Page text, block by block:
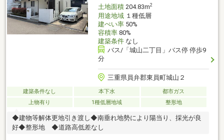
土地面積204.83m2
用途地域１種低層
建ぺい率50%
容積率80%
建築条件なし
バス/「城山二丁目」バス停 停歩9
分
三重県員弁郡東員町城山２
建築条件なし 本下水
都市ガス
上物有り
1種低層地域 整形地
◆建物等解体更地引き渡し◆南垂れ地勢により陽当り、採光が良
好◆整形地 ◆道路高低差なし